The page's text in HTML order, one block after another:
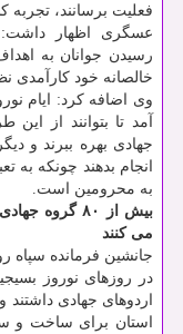
فعلیت برسانند، تجربه
عسگری اظهار داشت:
رسیدن جوانان به
خالصانه خود کارآمدی
وی اضافه کرد: ایام
آمد تا بتوانند از این
جهادی بهره ببرند و
انجام بدهند چونکه به
به محرومین است.
بیش از ۸۰
می کنند
جانشین فرمانده سپاه
در روزهای نوروز
استان برای ساخت و